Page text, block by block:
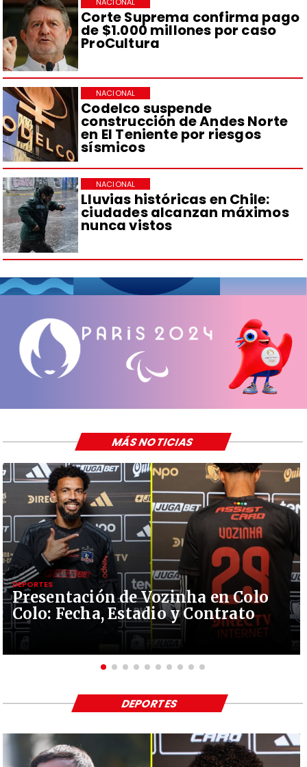
Corte Suprema confirma pago
de $1.000 millones por caso
ProCultura
NACIONAL
Codelco suspende
construcción de Andes Norte
en El Teniente por riesgos
sísmicos
NACIONAL
Lluvias históricas en Chile:
ciudades alcanzan máximos
nunca vistos
NACIONAL
Presentación de Vozinha en Colo
Colo: Fecha, Estadio y Contrato
DEPORTES
MÁS NOTICIAS
DEPORTES